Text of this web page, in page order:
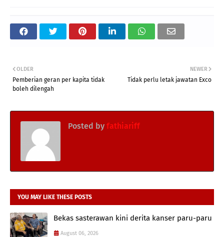
NEWER
Tidak perlu letak jawatan Exco
OLDER
Pemberian geran per kapita tidak
boleh dilengah
Posted by fathiariff
YOU MAY LIKE THESE POSTS
Bekas sasterawan kini derita kanser paru-paru
August 06, 2026